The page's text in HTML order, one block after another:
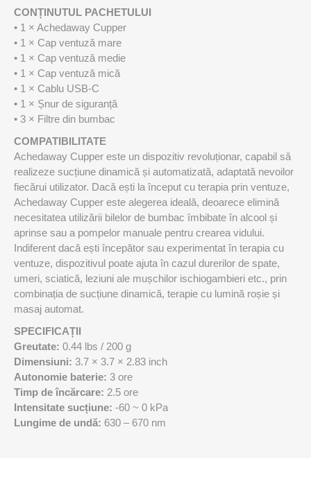
CONȚINUTUL PACHETULUI
• 1 × Achedaway Cupper
• 1 × Cap ventuză mare
• 1 × Cap ventuză medie
• 1 × Cap ventuză mică
• 1 × Cablu USB-C
• 1 × Șnur de siguranță
• 3 × Filtre din bumbac
COMPATIBILITATE
Achedaway Cupper este un dispozitiv revoluționar, capabil să
realizeze sucțiune dinamică și automatizată, adaptată nevoilor
fiecărui utilizator. Dacă ești la început cu terapia prin ventuze,
Achedaway Cupper este alegerea ideală, deoarece elimină
necesitatea utilizării bilelor de bumbac îmbibate în alcool și
aprinse sau a pompelor manuale pentru crearea vidului.
Indiferent dacă ești începător sau experimentat în terapia cu
ventuze, dispozitivul poate ajuta în cazul durerilor de spate,
umeri, sciatică, leziuni ale mușchilor ischiogambieri etc., prin
combinația de sucțiune dinamică, terapie cu lumină roșie și
masaj automat.
SPECIFICAȚII
Greutate: 0.44 lbs / 200 g
Dimensiuni: 3.7 × 3.7 × 2.83 inch
Autonomie baterie: 3 ore
Timp de încărcare: 2.5 ore
Intensitate sucțiune: -60 ~ 0 kPa
Lungime de undă: 630 – 670 nm